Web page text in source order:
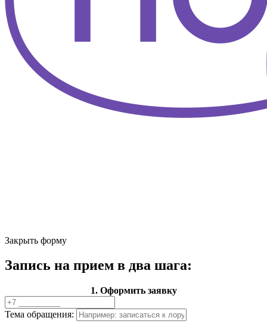
Закрыть форму
Запись на прием в два шага:
1. Оформить заявку
Тема обращения: